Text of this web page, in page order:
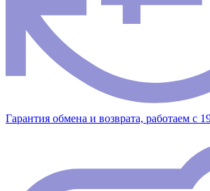
Гарантия обмена и возврата, работаем с